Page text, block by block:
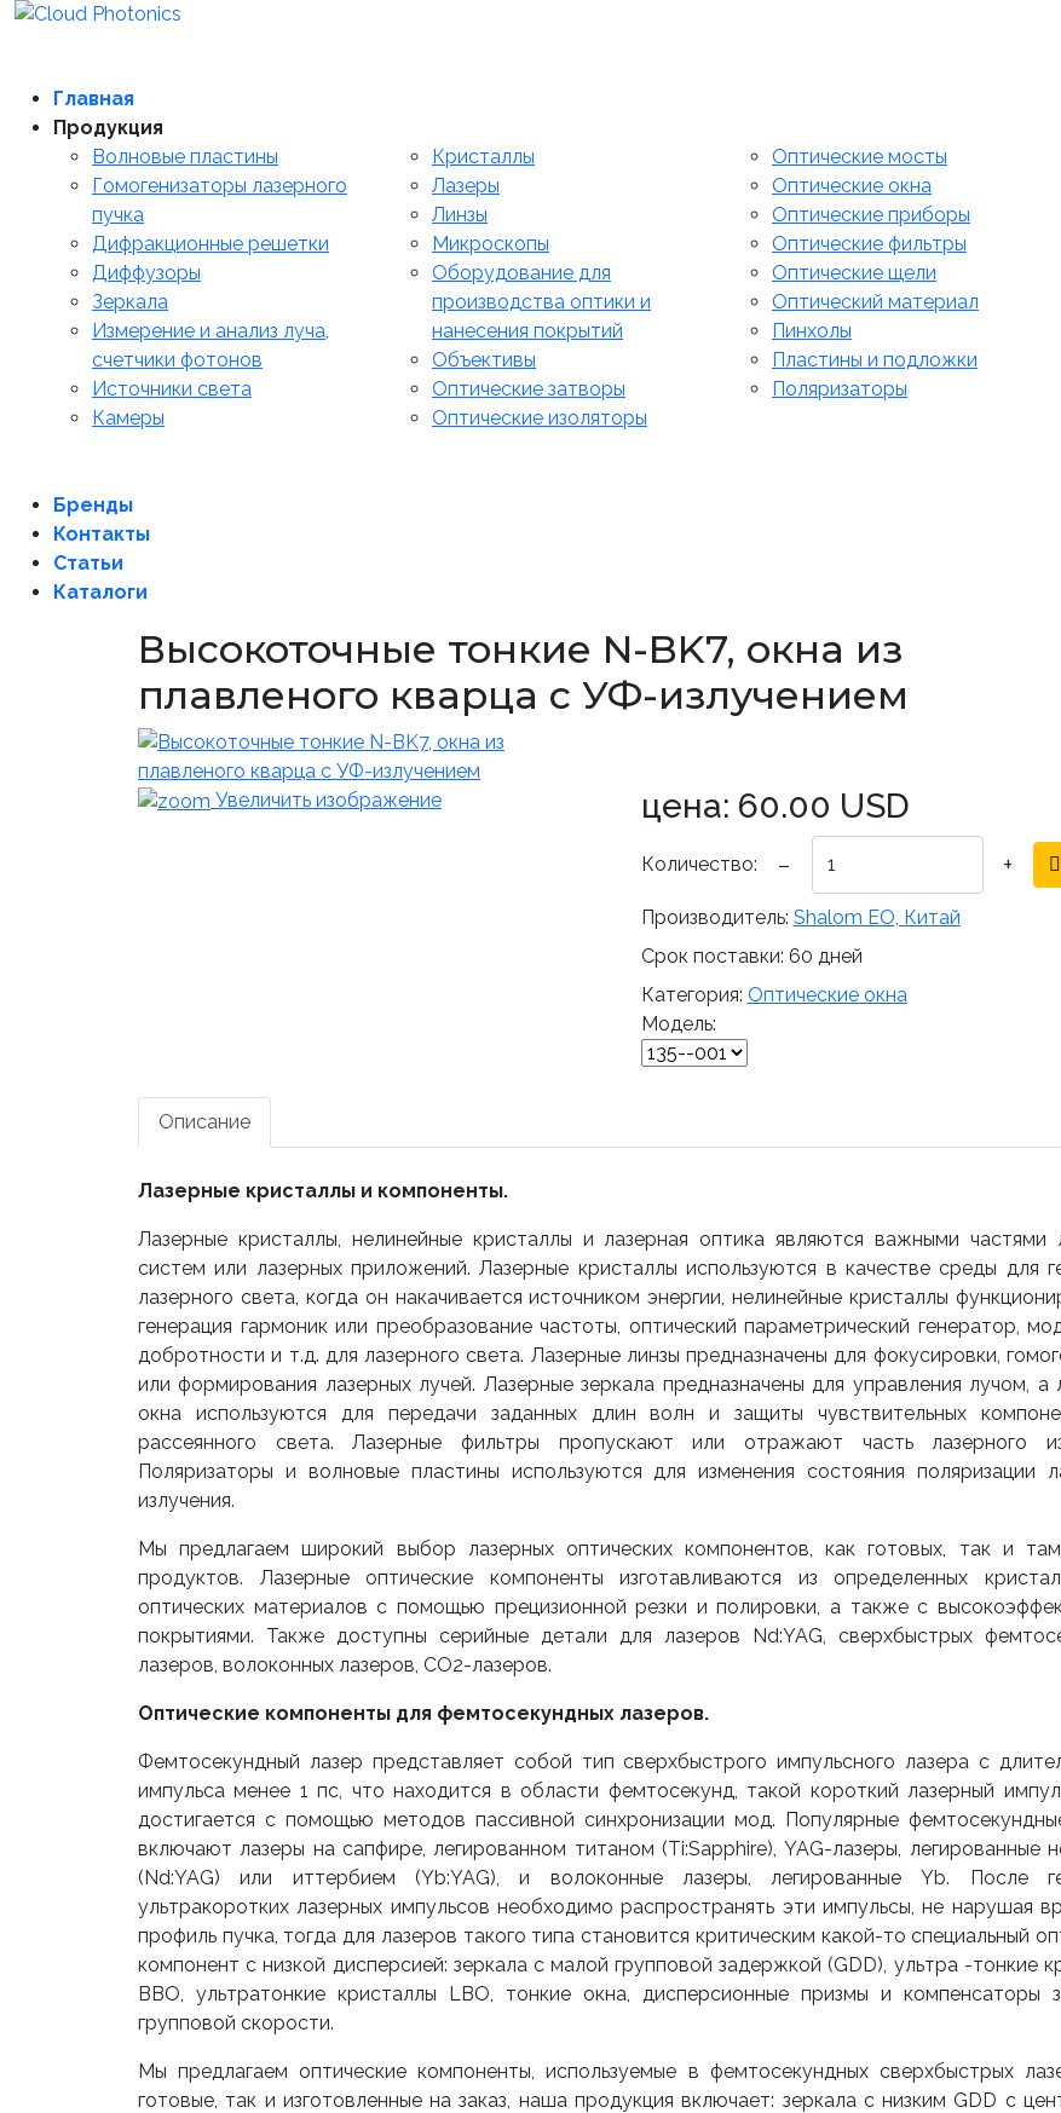
Главная
Продукция
Волновые пластины
Гомогенизаторы лазерного
пучка
Дифракционные решетки
Диффузоры
Зеркала
Измерение и анализ луча,
счетчики фотонов
Источники света
Камеры
Кристаллы
Лазеры
Линзы
Микроскопы
Оборудование для
производства оптики и
нанесения покрытий
Объективы
Оптические затворы
Оптические изоляторы
Оптические мосты
Оптические окна
Оптические приборы
Оптические фильтры
Оптические щели
Оптический материал
Пинхолы
Пластины и подложки
Поляризаторы
Бренды
Контакты
Статьи
Каталоги
Высокоточные тонкие N-BK7, окна из
плавленого кварца с УФ-излучением
Увеличить изображение цена: 60.00 USD
Количество: − +
Производитель: Shalom EO, Китай
Срок поставки: 60 дней
Категория: Оптические окна
Модель:
Описание
Лазерные кристаллы и компоненты.
Лазерные кристаллы, нелинейные кристаллы и лазерная оптика являются важными частями
систем или лазерных приложений. Лазерные кристаллы используются в качестве среды для
лазерного света, когда он накачивается источником энергии, нелинейные кристаллы
генерация гармоник или преобразование частоты, оптический параметрический генератор,
добротности и т.д. для лазерного света. Лазерные линзы предназначены для фокусировки,
или формирования лазерных лучей. Лазерные зеркала предназначены для управления лучом, а
окна используются для передачи заданных длин волн и защиты чувствительных
рассеянного света. Лазерные фильтры пропускают или отражают часть лазерного
Поляризаторы и волновые пластины используются для изменения состояния поляризации
излучения.
Мы предлагаем широкий выбор лазерных оптических компонентов, как готовых, так и
продуктов. Лазерные оптические компоненты изготавливаются из определенных
оптических материалов с помощью прецизионной резки и полировки, а также с
покрытиями. Также доступны серийные детали для лазеров Nd:YAG, сверхбыстрых
лазеров, волоконных лазеров, CO2-лазеров.
Оптические компоненты для фемтосекундных лазеров.
Фемтосекундный лазер представляет собой тип сверхбыстрого импульсного лазера с
импульса менее 1 пс, что находится в области фемтосекунд, такой короткий лазерный
достигается с помощью методов пассивной синхронизации мод. Популярные
включают лазеры на сапфире, легированном титаном (Ti:Sapphire), YAG-лазеры, легированные
(Nd:YAG) или иттербием (Yb:YAG), и волоконные лазеры, легированные Yb. После
ультракоротких лазерных импульсов необходимо распространять эти импульсы, не нарушая
профиль пучка, тогда для лазеров такого типа становится критическим какой-то специальный
компонент с низкой дисперсией: зеркала с малой групповой задержкой (GDD), ультра -тонкие
BBO, ультратонкие кристаллы LBO, тонкие окна, дисперсионные призмы и компенсаторы
групповой скорости.
Мы предлагаем оптические компоненты, используемые в фемтосекундных сверхбыстрых
готовые, так и изготовленные на заказ, наша продукция включает: зеркала с низким GDD с